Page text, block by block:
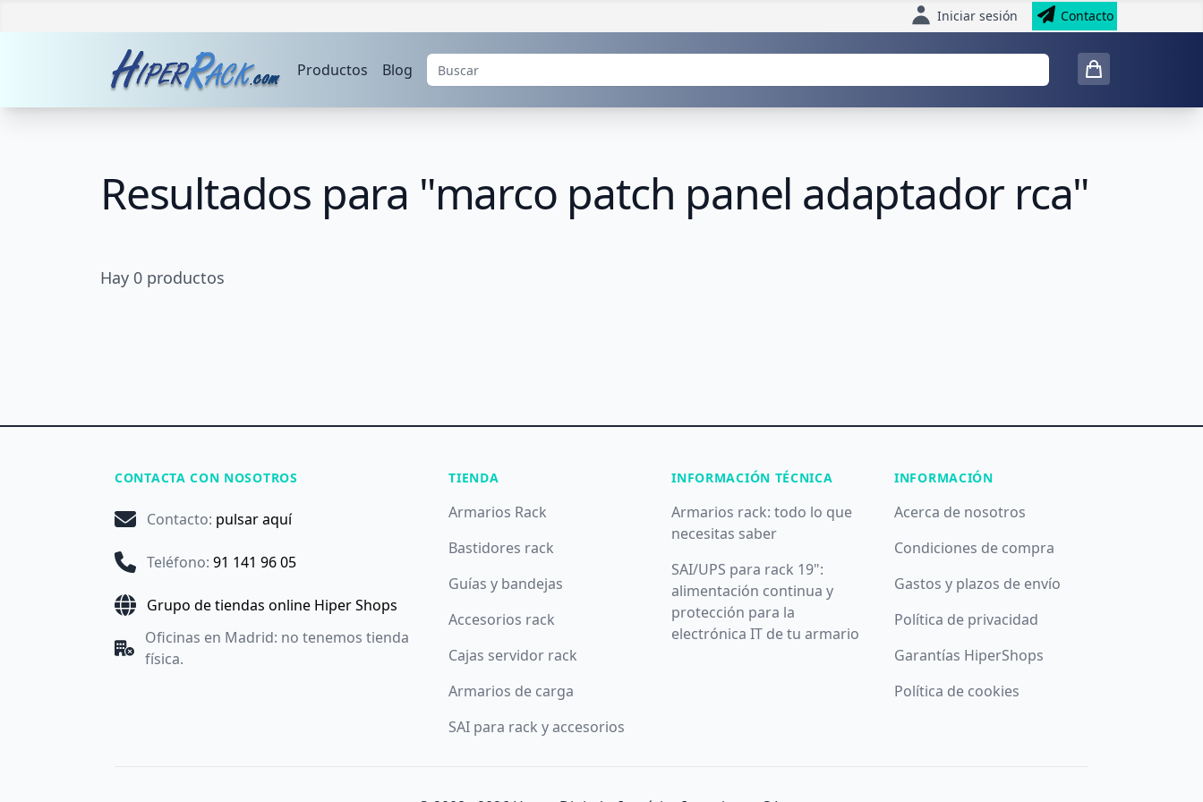
Iniciar sesión Contacto
Productos Blog
Resultados para "marco patch panel adaptador rca"
Hay 0 productos
CONTACTA CON NOSOTROS
Contacto: pulsar aquí
Teléfono: 91 141 96 05
Grupo de tiendas online Hiper Shops
Oficinas en Madrid: no tenemos tienda
física.
TIENDA
Armarios Rack
Bastidores rack
Guías y bandejas
Accesorios rack
Cajas servidor rack
Armarios de carga
SAI para rack y accesorios
INFORMACIÓN TÉCNICA
Armarios rack: todo lo que
necesitas saber
SAI/UPS para rack 19":
alimentación continua y
protección para la
electrónica IT de tu armario
INFORMACIÓN
Acerca de nosotros
Condiciones de compra
Gastos y plazos de envío
Política de privacidad
Garantías HiperShops
Política de cookies